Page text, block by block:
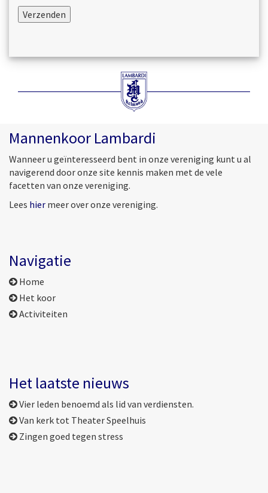
Mannenkoor Lambardi
Wanneer u geïnteresseerd bent in onze vereniging kunt u al
navigerend door onze site kennis maken met de vele
facetten van onze vereniging.
Lees hier meer over onze vereniging.
Navigatie
Home
Het koor
Activiteiten
Het laatste nieuws
Vier leden benoemd als lid van verdiensten.
Van kerk tot Theater Speelhuis
Zingen goed tegen stress